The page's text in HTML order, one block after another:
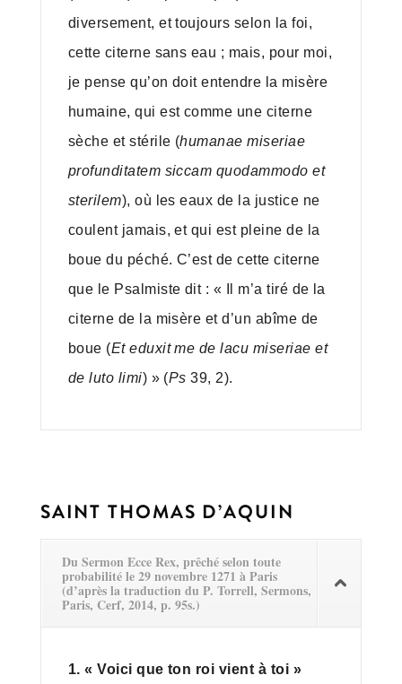
diversement, et toujours selon la foi,
cette citerne sans eau ; mais, pour moi,
je pense qu’on doit entendre la misère
humaine, qui est comme une citerne
sèche et stérile (humanae miseriae
profunditatem siccam quodammodo et
sterilem), où les eaux de la justice ne
coulent jamais, et qui est pleine de la
boue du péché. C’est de cette citerne
que le Psalmiste dit : « Il m’a tiré de la
citerne de la misère et d’un abîme de
boue (Et eduxit me de lacu miseriae et
de luto limi) » (Ps 39, 2).
SAINT THOMAS D’AQUIN
Du Sermon Ecce Rex, prêché selon toute
probabilité le 29 novembre 1271 à Paris
(d’après la traduction du P. Torrell, Sermons,
Paris, Cerf, 2014, p. 95s.)
1. « Voici que ton roi vient à toi »